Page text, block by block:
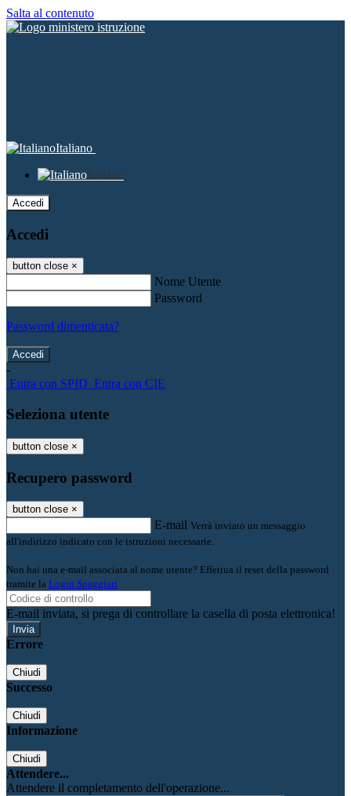
Salta al contenuto
Italiano
Italiano
Accedi
Accedi
button close ×
Nome Utente
Password
Password dimenticata?
-
Entra con SPID Entra con CIE
Seleziona utente
button close ×
Recupero password
button close ×
E-mail Verrà inviato un messaggio
all'indirizzo indicato con le istruzioni necessarie.
Non hai una e-mail associata al nome utente? Effettua il reset della password
tramite la Login Spaggiari
E-mail inviata, si prega di controllare la casella di posta elettronica!
Errore
Chiudi
Successo
Chiudi
Informazione
Chiudi
Attendere...
Attendere il completamento dell'operazione...